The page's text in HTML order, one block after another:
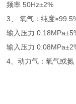
频率 50Hz±2%
3、 氧气：纯度
输入压力
输入压力
4、动力气：氧气或氮